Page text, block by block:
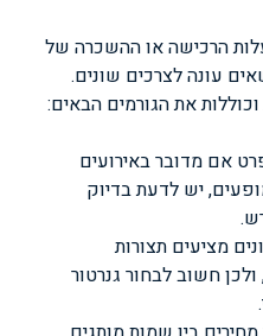
הרכישה או ההשכרה של
עונה לצרכים שונים.
את הגורמים הבאים:
אם מדובר באירועים
יש לדעת בדיוק
מציעים תצורות
חשוב לבחור גנרטור